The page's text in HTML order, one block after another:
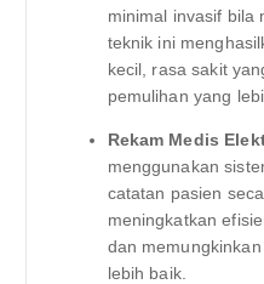
minimal invasif bila
teknik ini
kecil, rasa sakit
pemulihan yang
Rekam Medis
menggunakan
catatan pasien
meningkatkan
dan
lebih baik.